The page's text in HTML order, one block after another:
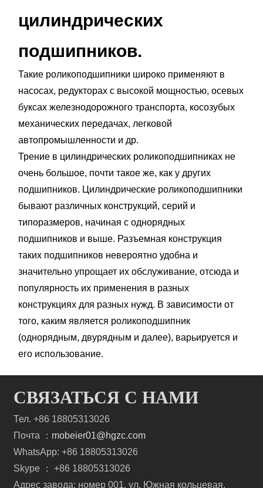
цилиндрических
подшипников.
Такие роликоподшипники широко применяют в
насосах, редукторах с высокой мощностью, осевых
буксах железнодорожного транспорта, косозубых
механических передачах, легковой
автопромышленности и др.
Трение в цилиндрических роликоподшипниках не
очень большое, почти такое же, как у других
подшипников. Цилиндрические роликоподшипники
бывают различных конструкций, серий и
типоразмеров, начиная с однорядных
подшипников и выше. Разъемная конструкция
таких подшипников невероятно удобна и
значительно упрощает их обслуживание, отсюда и
популярность их применения в разных
конструкциях для разных нужд. В зависимости от
того, каким является роликоподшипник
(однорядным, двурядным и далее), варьируется и
его использование.
СВЯЗАТЬСЯ С НАМИ
Тел. +86 18805313026
Почта ： mobeier01@hgzc.com
WhatsApp: +86 18805313026
Skype ： +86 18805313026
Адрес завода: номер 001, ул. Южная кольцевая,